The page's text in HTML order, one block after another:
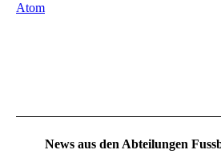
Atom
News aus den Abteilungen